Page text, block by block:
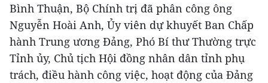
Bình Thuận, Bộ Chính trị đã phân công ông
Nguyễn Hoài Anh, Ủy viên dự khuyết Ban Chấp
hành Trung ương Đảng, Phó Bí thư Thường trực
Tỉnh ủy, Chủ tịch Hội đồng nhân dân tỉnh phụ
trách, điều hành công việc, hoạt động của Đảng